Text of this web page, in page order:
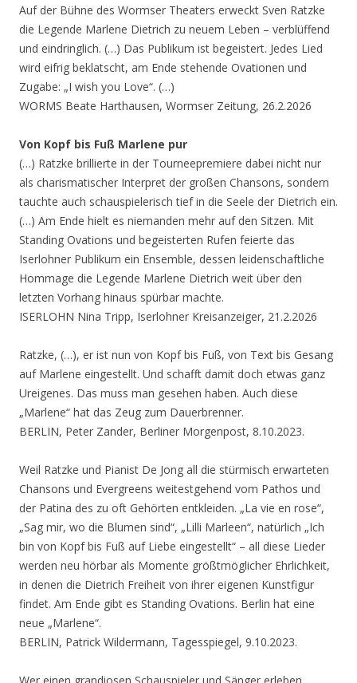
Auf der Bühne des Wormser Theaters erweckt Sven Ratzke
die Legende Marlene Dietrich zu neuem Leben – verblüffend
und eindringlich. (…) Das Publikum ist begeistert. Jedes Lied
wird eifrig beklatscht, am Ende stehende Ovationen und
Zugabe: „I wish you Love“. (…)
WORMS Beate Harthausen, Wormser Zeitung, 26.2.2026
Von Kopf bis Fuß Marlene pur
(…) Ratzke brillierte in der Tourneepremiere dabei nicht nur
als charismatischer Interpret der großen Chansons, sondern
tauchte auch schauspielerisch tief in die Seele der Dietrich ein.
(…) Am Ende hielt es niemanden mehr auf den Sitzen. Mit
Standing Ovations und begeisterten Rufen feierte das
Iserlohner Publikum ein Ensemble, dessen leidenschaftliche
Hommage die Legende Marlene Dietrich weit über den
letzten Vorhang hinaus spürbar machte.
ISERLOHN Nina Tripp, Iserlohner Kreisanzeiger, 21.2.2026
Ratzke, (…), er ist nun von Kopf bis Fuß, von Text bis Gesang
auf Marlene eingestellt. Und schafft damit doch etwas ganz
Ureigenes. Das muss man gesehen haben. Auch diese
„Marlene“ hat das Zeug zum Dauerbrenner.
BERLIN, Peter Zander, Berliner Morgenpost, 8.10.2023.
Weil Ratzke und Pianist De Jong all die stürmisch erwarteten
Chansons und Evergreens weitestgehend vom Pathos und
der Patina des zu oft Gehörten entkleiden. „La vie en rose“,
„Sag mir, wo die Blumen sind“, „Lilli Marleen“, natürlich „Ich
bin von Kopf bis Fuß auf Liebe eingestellt“ – all diese Lieder
werden neu hörbar als Momente größtmöglicher Ehrlichkeit,
in denen die Dietrich Freiheit von ihrer eigenen Kunstfigur
findet. Am Ende gibt es Standing Ovations. Berlin hat eine
neue „Marlene“.
BERLIN, Patrick Wildermann, Tagesspiegel, 9.10.2023.